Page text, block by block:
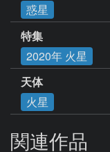
惑星
特集
2020年 火星
天体
火星
関連作品